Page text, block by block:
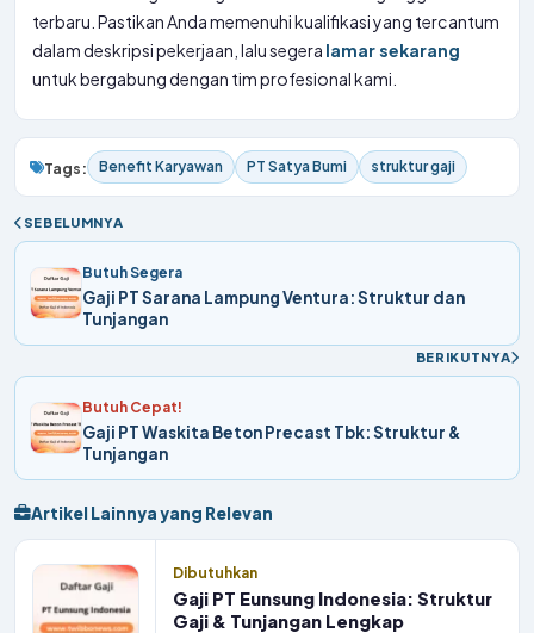
terbaru. Pastikan Anda memenuhi kualifikasi yang tercantum
dalam deskripsi pekerjaan, lalu segera lamar sekarang
untuk bergabung dengan tim profesional kami.
Tags: Benefit Karyawan PT Satya Bumi struktur gaji
SEBELUMNYA
Butuh Segera
Gaji PT Sarana Lampung Ventura: Struktur dan
Tunjangan
BERIKUTNYA
Butuh Cepat!
Gaji PT Waskita Beton Precast Tbk: Struktur &
Tunjangan
Artikel Lainnya yang Relevan
Dibutuhkan
Gaji PT Eunsung Indonesia: Struktur
Gaji & Tunjangan Lengkap